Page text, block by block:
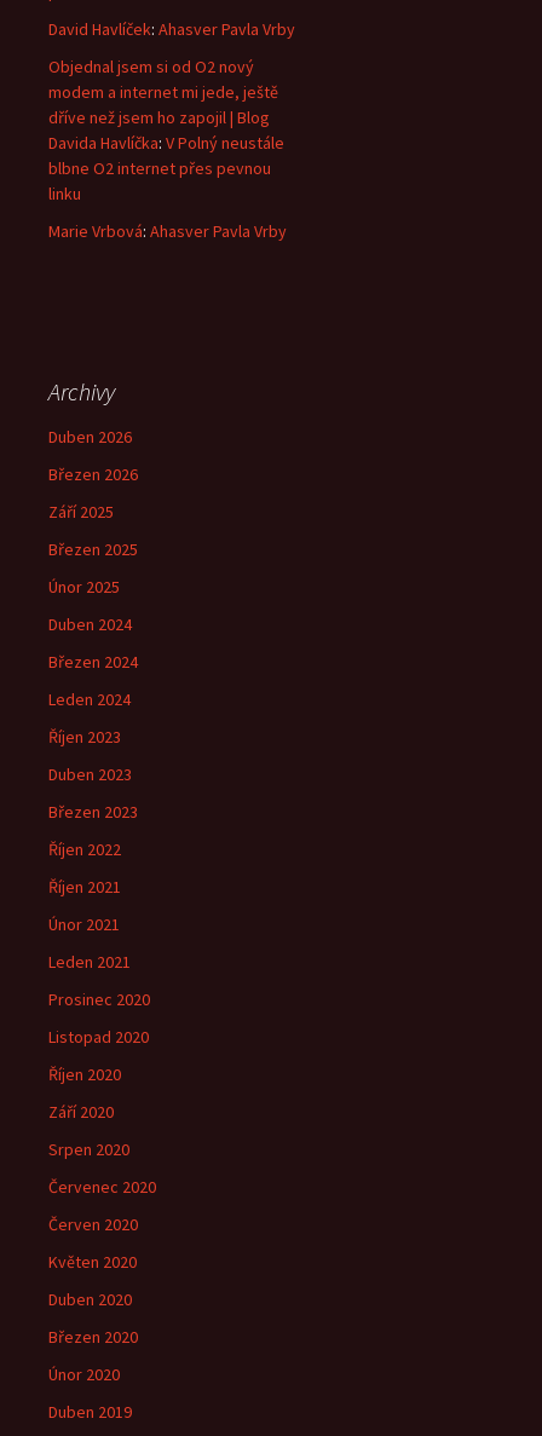
David Havlíček: Ahasver Pavla Vrby
Objednal jsem si od O2 nový
modem a internet mi jede, ještě
dříve než jsem ho zapojil | Blog
Davida Havlíčka: V Polný neustále
blbne O2 internet přes pevnou
linku
Marie Vrbová: Ahasver Pavla Vrby
Archivy
Duben 2026
Březen 2026
Září 2025
Březen 2025
Únor 2025
Duben 2024
Březen 2024
Leden 2024
Říjen 2023
Duben 2023
Březen 2023
Říjen 2022
Říjen 2021
Únor 2021
Leden 2021
Prosinec 2020
Listopad 2020
Říjen 2020
Září 2020
Srpen 2020
Červenec 2020
Červen 2020
Květen 2020
Duben 2020
Březen 2020
Únor 2020
Duben 2019